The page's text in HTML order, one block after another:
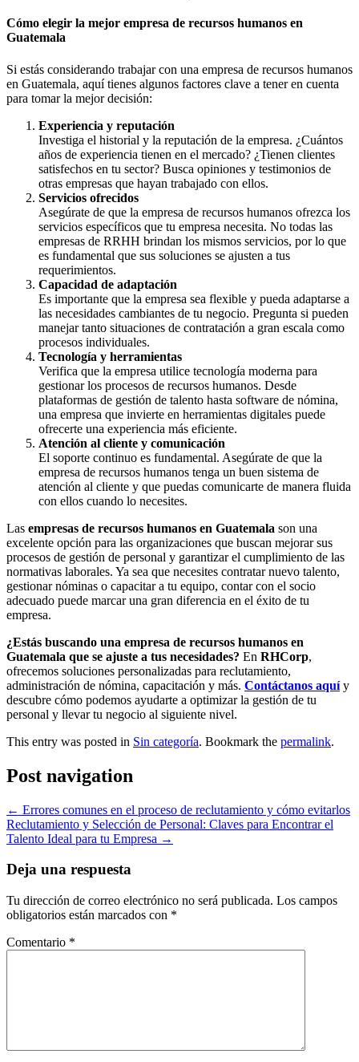
Cómo elegir la mejor empresa de recursos humanos en
Guatemala
Si estás considerando trabajar con una empresa de recursos humanos
en Guatemala, aquí tienes algunos factores clave a tener en cuenta
para tomar la mejor decisión:
Experiencia y reputación
Investiga el historial y la reputación de la empresa. ¿Cuántos
años de experiencia tienen en el mercado? ¿Tienen clientes
satisfechos en tu sector? Busca opiniones y testimonios de
otras empresas que hayan trabajado con ellos.
Servicios ofrecidos
Asegúrate de que la empresa de recursos humanos ofrezca los
servicios específicos que tu empresa necesita. No todas las
empresas de RRHH brindan los mismos servicios, por lo que
es fundamental que sus soluciones se ajusten a tus
requerimientos.
Capacidad de adaptación
Es importante que la empresa sea flexible y pueda adaptarse a
las necesidades cambiantes de tu negocio. Pregunta si pueden
manejar tanto situaciones de contratación a gran escala como
procesos individuales.
Tecnología y herramientas
Verifica que la empresa utilice tecnología moderna para
gestionar los procesos de recursos humanos. Desde
plataformas de gestión de talento hasta software de nómina,
una empresa que invierte en herramientas digitales puede
ofrecerte una experiencia más eficiente.
Atención al cliente y comunicación
El soporte continuo es fundamental. Asegúrate de que la
empresa de recursos humanos tenga un buen sistema de
atención al cliente y que puedas comunicarte de manera fluida
con ellos cuando lo necesites.
Las empresas de recursos humanos en Guatemala son una
excelente opción para las organizaciones que buscan mejorar sus
procesos de gestión de personal y garantizar el cumplimiento de las
normativas laborales. Ya sea que necesites contratar nuevo talento,
gestionar nóminas o capacitar a tu equipo, contar con el socio
adecuado puede marcar una gran diferencia en el éxito de tu
empresa.
¿Estás buscando una empresa de recursos humanos en
Guatemala que se ajuste a tus necesidades? En RHCorp,
ofrecemos soluciones personalizadas para reclutamiento,
administración de nómina, capacitación y más. Contáctanos aquíy
descubre cómo podemos ayudarte a optimizar la gestión de tu
personal y llevar tu negocio al siguiente nivel.
This entry was posted in Sin categoría. Bookmark the permalink.
Post navigation
← Errores comunes en el proceso de reclutamiento y cómo evitarlos
Reclutamiento y Selección de Personal: Claves para Encontrar el
Talento Ideal para tu Empresa →
Deja una respuesta
Tu dirección de correo electrónico no será publicada. Los campos
obligatorios están marcados con *
Comentario *